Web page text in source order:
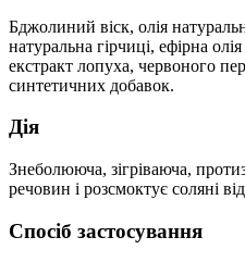
Бджолиний віск, олія
натуральна гірчиці, ефірна
екстракт лопуха, червоного
синтетичних добавок.
Дія
Знеболююча, зігріваюча,
речовин і розсмоктує соляні
Спосіб застосування